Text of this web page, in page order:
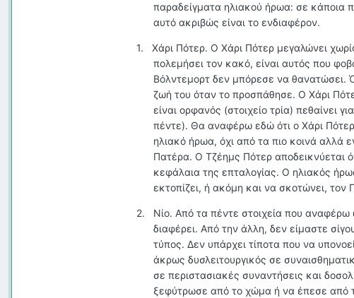
παραδείγματα ηλιακού ήρωα: σε κάποια
αυτό ακριβώς είναι το ενδιαφέρον.
1.
Χάρι Πότερ. Ο Χάρι Πότερ μεγαλώνει
πολεμήσει τον κακό, είναι αυτός που
Βόλντεμορτ δεν μπόρεσε να θανατώσει.
ζωή του όταν το προσπάθησε. Ο Χάρι
είναι ορφανός (στοιχείο τρία) πεθαίνει
πέντε). Θα αναφέρω εδώ ότι ο Χάρι
ηλιακό ήρωα, όχι από τα πιο κοινά αλλά
Πατέρα. Ο Τζέημς Πότερ αποδεικνύεται
κεφάλαια της επταλογίας. Ο ηλιακός
εκτοπίζει, ή ακόμη και να σκοτώνει, τον
2.
Νίο. Από τα πέντε στοιχεία που αναφέρω
διαφέρει. Από την άλλη, δεν είμαστε
τύπος. Δεν υπάρχει τίποτα που να
άκρως δυσλειτουργικός σε
σε περιστασιακές συναντήσεις και
ξεφύτρωσε από το χώμα ή να έπεσε από